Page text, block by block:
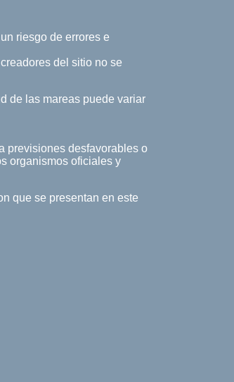
riesgo de errores e
del sitio no se
de las mareas puede variar
previsiones desfavorables o
organismos oficiales y
que se presentan en este